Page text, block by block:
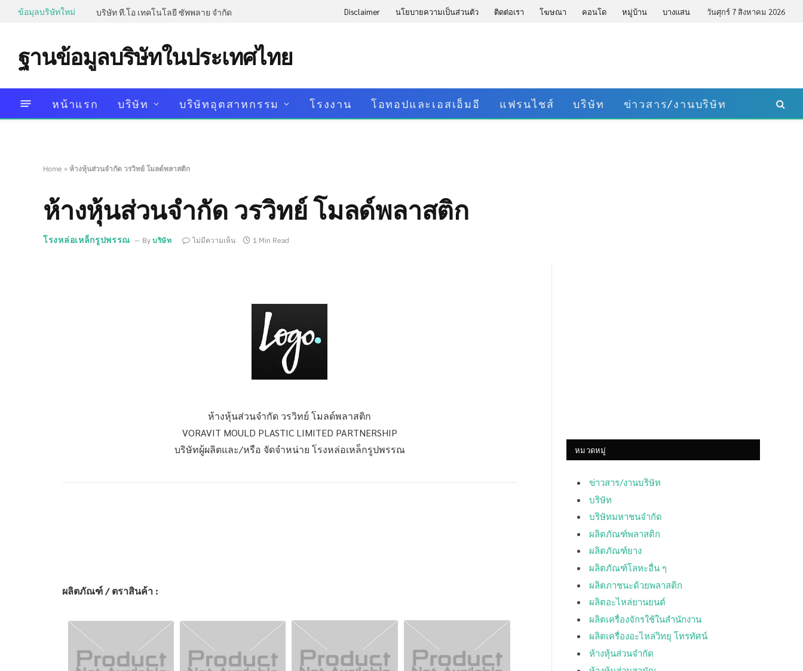
ข้อมุลบริษัทใหม่ บริษัท ที.โอ เทคโนโลยี ซัพพลาย จำกัด Disclaimer นโยบายความเป็นส่วนตัว ติดต่อเรา โฆษณา คอนโด หมู่บ้าน บางแสน วันศุกร์ 7 สิงหาคม 2026
ฐานข้อมูลบริษัทในประเทศไทย
หน้าแรก บริษัท บริษัทอุตสาหกรรม โรงงาน โอทอปและเอสเอ็มอี แฟรนไชส์ บริษัท ข่าวสาร/งานบริษัท
Home » ห้างหุ้นส่วนจำกัด วรวิทย์ โมลด์พลาสติก
ห้างหุ้นส่วนจำกัด วรวิทย์ โมลด์พลาสติก
โรงหล่อเหล็กรูปพรรณ By บริษัท ไม่มีความเห็น 1 Min Read
ห้างหุ้นส่วนจำกัด วรวิทย์ โมลด์พลาสติก
VORAVIT MOULD PLASTIC LIMITED PARTNERSHIP
บริษัทผู้ผลิตและ/หรือ จัดจำหน่าย โรงหล่อเหล็กรูปพรรณ
ผลิตภัณฑ์ / ตราสินค้า :
หมวดหมู่
ข่าวสาร/งานบริษัท
บริษัท
บริษัทมหาชนจำกัด
ผลิตภัณฑ์พลาสติก
ผลิตภัณฑ์ยาง
ผลิตภัณฑ์โลหะอื่น ๆ
ผลิตภาชนะด้วยพลาสติก
ผลิตอะไหล่ยานยนต์
ผลิตเครื่องจักรใช้ในสำนักงาน
ผลิตเครื่องอะไหล่วิทยุ โทรทัศน์
ห้างหุ้นส่วนจำกัด